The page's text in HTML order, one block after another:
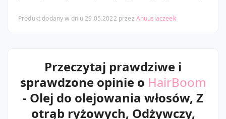
Produkt dodany w dniu 29.05.2022 przez Anuusiaczeek
Przeczytaj prawdziwe i
sprawdzone opinie o HairBoom
- Olej do olejowania włosów, Z
otrąb ryżowych, Odżywczy,